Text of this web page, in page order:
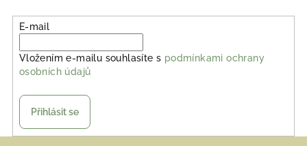
E-mail
Vložením e-mailu souhlasíte s podmínkami ochrany
osobních údajů
Přihlásit se